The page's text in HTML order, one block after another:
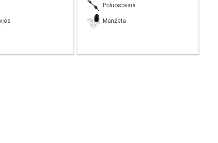
Poluosovina
Manžeta